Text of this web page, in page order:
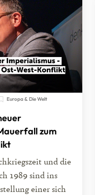
Europa & Die Welt
zum
und die
1989 sind ins
einer sich